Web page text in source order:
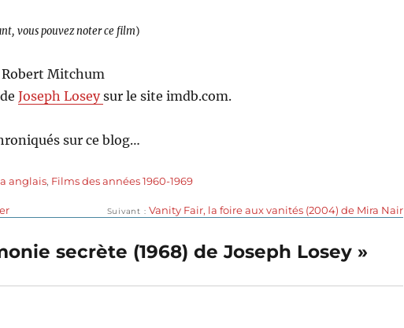
vous pouvez noter ce film)
Mitchum
Joseph Loseysur le site imdb.com.
sur ce blog…
anglais, Films des années 1960-1969
Suivant
Publication
Vanity Fair, la foire aux vanités (2004) de Mira Nair
secrète (1968) de Joseph Losey »